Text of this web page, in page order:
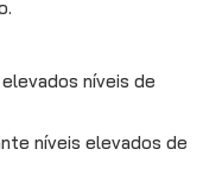
níveis de
níveis elevados de